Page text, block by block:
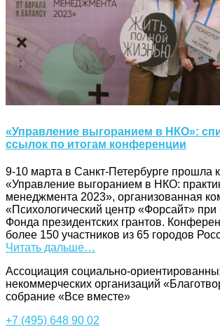
«Управление выгоранием в НКО»:
ссылок по итогам конференции
9-10 марта в Санкт-Петербурге прошла
«Управление выгоранием в НКО:
менеджмента 2023», организованная
«Психологический центр «Форсайт»
Фонда президентских грантов.
более 150 участников из 65 городов
Читать дальше…
Ассоциация cоциально-
некоммерческих организаций
собрание «Все вместе»
+7 (495) 648 90 02